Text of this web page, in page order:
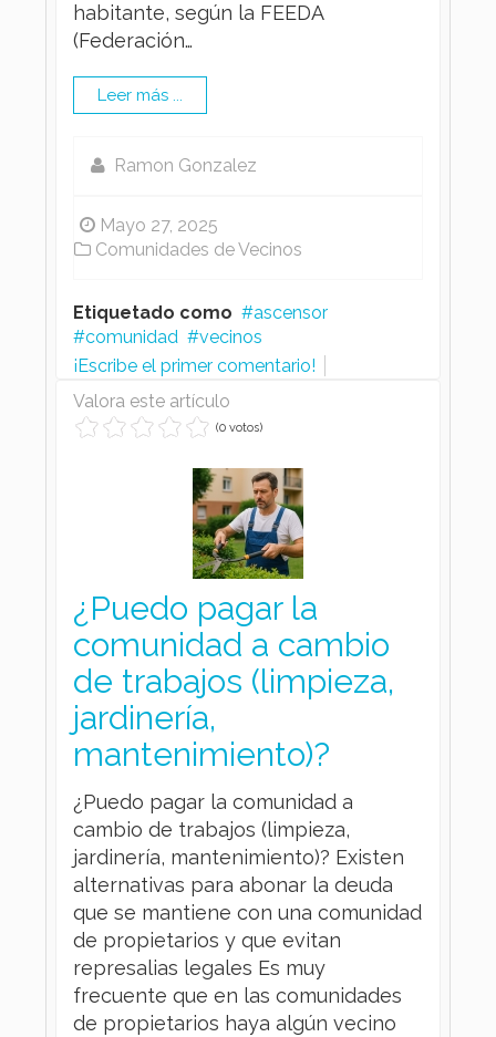
habitante, según la FEEDA
(Federación…
Leer más ...
Ramon Gonzalez
Mayo 27, 2025
Comunidades de Vecinos
Etiquetado como
ascensor
comunidad
vecinos
¡Escribe el primer comentario!
Valora este artículo
(0 votos)
¿Puedo pagar la
comunidad a cambio
de trabajos (limpieza,
jardinería,
mantenimiento)?
¿Puedo pagar la comunidad a
cambio de trabajos (limpieza,
jardinería, mantenimiento)? Existen
alternativas para abonar la deuda
que se mantiene con una comunidad
de propietarios y que evitan
represalias legales Es muy
frecuente que en las comunidades
de propietarios haya algún vecino